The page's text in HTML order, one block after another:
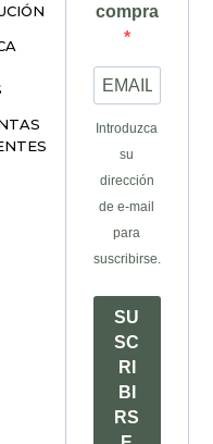
compra
Introduzca
su
dirección
de e-mail
para
suscribirse.
SU
SC
RI
BI
RS